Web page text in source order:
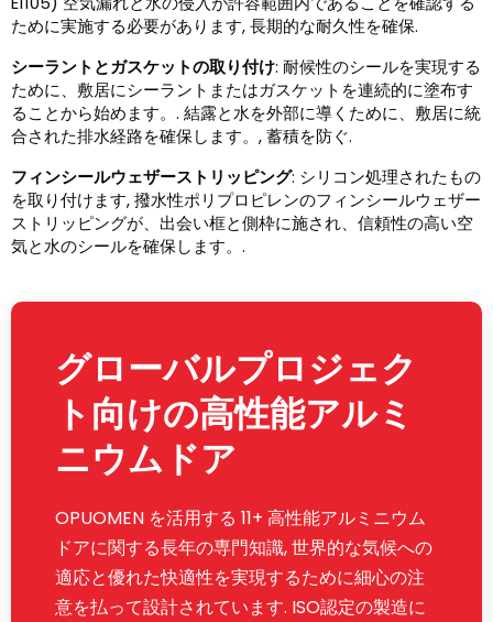
ために実施する必要があります, 長期的な耐久性を確保.
シーラントとガスケットの取り付け: 耐候性のシールを実現する
ために、敷居にシーラントまたはガスケットを連続的に塗布す
ることから始めます。. 結露と水を外部に導くために、敷居に統
合された排水経路を確保します。, 蓄積を防ぐ.
フィンシールウェザーストリッピング: シリコン処理されたもの
を取り付けます, 撥水性ポリプロピレンのフィンシールウェザー
ストリッピングが、出会い框と側枠に施され、信頼性の高い空
気と水のシールを確保します。.
グローバルプロジェク
ト向けの高性能アルミ
ニウムドア
OPUOMEN を活用する 11+ 高性能アルミニウム
ドアに関する長年の専門知識, 世界的な気候への
適応と優れた快適性を実現するために細心の注
意を払って設計されています. ISO認定の製造に